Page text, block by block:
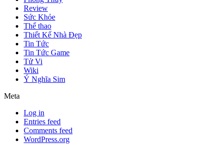
Review
Sức Khỏe
Thể thao
Thiết Kế Nhà Đẹp
Tin Tức
Tin Tức Game
Tử Vi
Wiki
Ý Nghĩa Sim
Meta
Log in
Entries feed
Comments feed
WordPress.org